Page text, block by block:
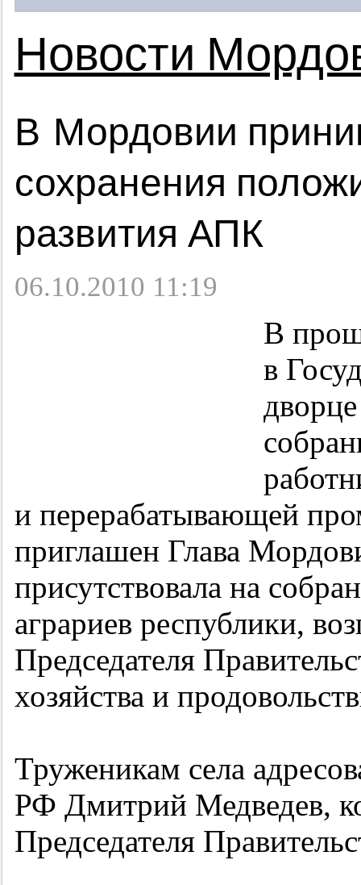
Новости
В Мордовии
сохранения
развития АПК
06.10.2010 11:19
В
в
и перерабатывающей
приглашен Глава
присутствовала на
аграриев республики,
Председателя
хозяйства и
Труженикам села
РФ Дмитрий Медведев,
Председателя